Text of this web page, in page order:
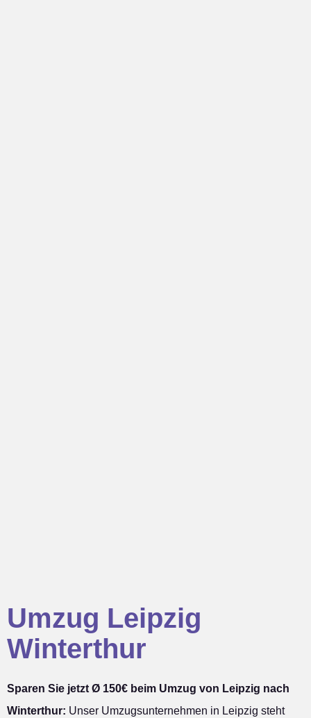
Umzug Leipzig
Winterthur
Sparen Sie jetzt Ø 150€ beim Umzug von Leipzig nach
Winterthur: Unser Umzugsunternehmen in Leipzig steht